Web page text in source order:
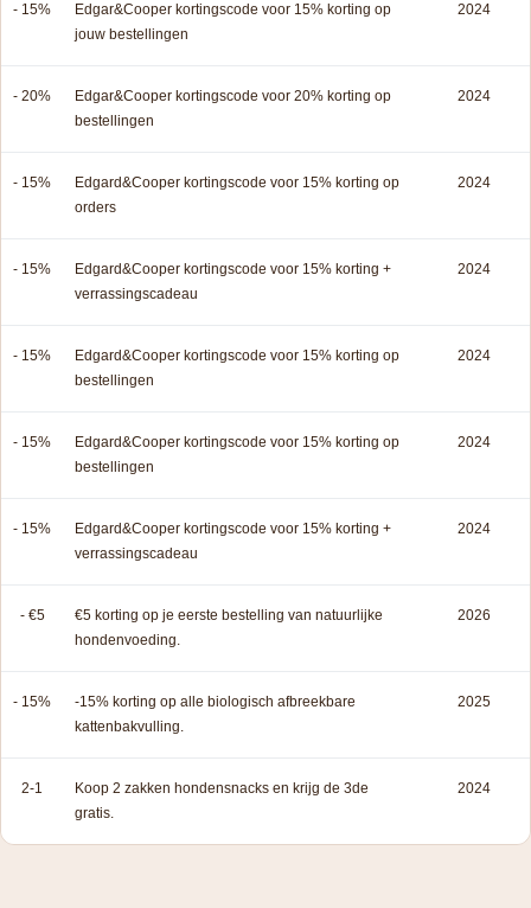
- 15%
Edgar&Cooper kortingscode voor 15% korting op
jouw bestellingen
2024
- 20%
Edgar&Cooper kortingscode voor 20% korting op
bestellingen
2024
- 15%
Edgard&Cooper kortingscode voor 15% korting op
orders
2024
- 15%
Edgard&Cooper kortingscode voor 15% korting +
verrassingscadeau
2024
- 15%
Edgard&Cooper kortingscode voor 15% korting op
bestellingen
2024
- 15%
Edgard&Cooper kortingscode voor 15% korting op
bestellingen
2024
- 15%
Edgard&Cooper kortingscode voor 15% korting +
verrassingscadeau
2024
- €5
€5 korting op je eerste bestelling van natuurlijke
hondenvoeding.
2026
- 15%
-15% korting op alle biologisch afbreekbare
kattenbakvulling.
2025
2-1
Koop 2 zakken hondensnacks en krijg de 3de
gratis.
2024